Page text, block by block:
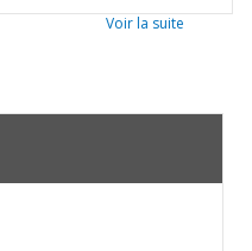
Voir la suite